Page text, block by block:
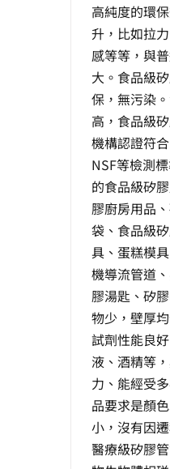
高純度的環
升，比如拉
感等等，與
大。食品級
保，無污染
高，食品級
機構認證符
NSF等檢測
的食品級矽
膠廚房用品
袋、食品級
具、蛋糕模
機導流管道
膠湯匙、矽
物少，壁厚
試劑性能良
液、酒精等
力、能經受
品要求是顏
小，沒有因
醫療級矽膠